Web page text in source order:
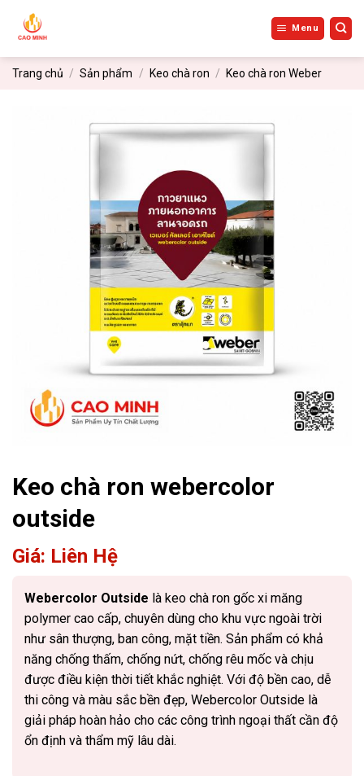
dung
Menu
Trang chủ / Sản phẩm / Keo chà ron / Keo chà ron Weber
Keo chà ron webercolor
outside
Giá: Liên Hệ
Webercolor Outside là keo chà ron gốc xi măng
polymer cao cấp, chuyên dùng cho khu vực ngoài trời
như sân thượng, ban công, mặt tiền. Sản phẩm có khả
năng chống thấm, chống nứt, chống rêu mốc và chịu
được điều kiện thời tiết khắc nghiệt. Với độ bền cao, dễ
thi công và màu sắc bền đẹp, Webercolor Outside là
giải pháp hoàn hảo cho các công trình ngoại thất cần độ
ổn định và thẩm mỹ lâu dài.